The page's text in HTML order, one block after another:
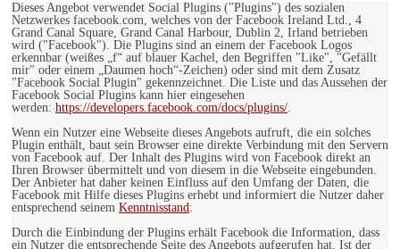
Dieses Angebot verwendet Social Plugins ("Plugins") des sozialen
Netzwerkes facebook.com, welches von der Facebook Ireland Ltd., 4
Grand Canal Square, Grand Canal Harbour, Dublin 2, Irland betrieben
wird ("Facebook"). Die Plugins sind an einem der Facebook Logos
erkennbar (weißes „f“ auf blauer Kachel, den Begriffen "Like", "Gefällt
mir" oder einem „Daumen hoch“-Zeichen) oder sind mit dem Zusatz
"Facebook Social Plugin" gekennzeichnet. Die Liste und das Aussehen der
Facebook Social Plugins kann hier eingesehen
werden: https://developers.facebook.com/docs/plugins/.
Wenn ein Nutzer eine Webseite dieses Angebots aufruft, die ein solches
Plugin enthält, baut sein Browser eine direkte Verbindung mit den Servern
von Facebook auf. Der Inhalt des Plugins wird von Facebook direkt an
Ihren Browser übermittelt und von diesem in die Webseite eingebunden.
Der Anbieter hat daher keinen Einfluss auf den Umfang der Daten, die
Facebook mit Hilfe dieses Plugins erhebt und informiert die Nutzer daher
entsprechend seinem Kenntnisstand:
Durch die Einbindung der Plugins erhält Facebook die Information, dass
ein Nutzer die entsprechende Seite des Angebots aufgerufen hat. Ist der